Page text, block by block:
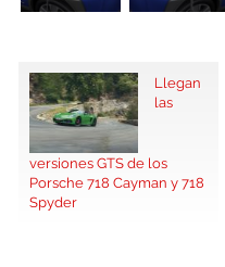
Llegan
las
versiones GTS de los
Porsche 718 Cayman y 718
Spyder